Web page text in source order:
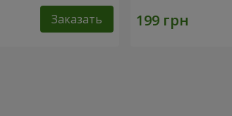
Заказать